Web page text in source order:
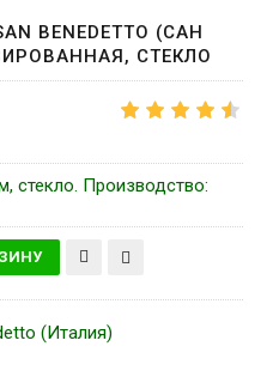
BENEDETTO (САН
СТЕКЛО
стекло. Производство:
(Италия)